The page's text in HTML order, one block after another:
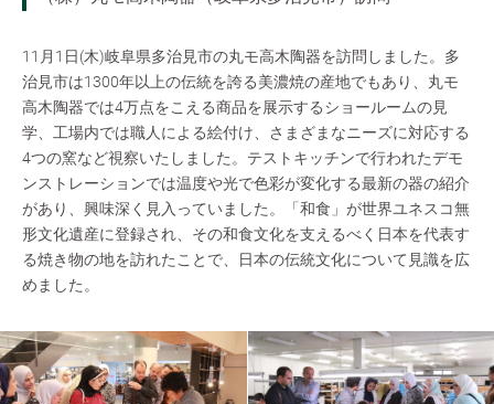
11月1日(木)岐阜県多治見市の丸モ高木陶器を訪問しました。多
治見市は1300年以上の伝統を誇る美濃焼の産地でもあり、丸モ
高木陶器では4万点をこえる商品を展示するショールームの見
学、工場内では職人による絵付け、さまざまなニーズに対応する
4つの窯など視察いたしました。テストキッチンで行われたデモ
ンストレーションでは温度や光で色彩が変化する最新の器の紹介
があり、興味深く見入っていました。「和食」が世界ユネスコ無
形文化遺産に登録され、その和食文化を支えるべく日本を代表す
る焼き物の地を訪れたことで、日本の伝統文化について見識を広
めました。